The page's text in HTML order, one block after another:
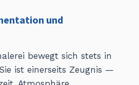
und
bewegt sich stets in
ist einerseits Zeugnis —